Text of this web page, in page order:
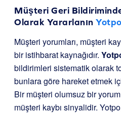
Müşteri Geri
Olarak Yararlanın
Müşteri yorumları, müşteri
bir istihbarat kaynağıdır.
bildirimleri sistematik olarak
bunlara göre hareket etmek
Bir müşteri olumsuz bir yorum
müşteri kaybı sinyalidir.